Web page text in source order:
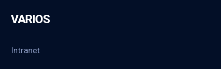
VARIOS
Intranet